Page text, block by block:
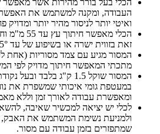
הכלי בעל בורר מהירות אשר
העבודה, ומקנה למשתמש את
ואיטי יותר לניסור מהיר יותר ומדויק
זאת בזווית ישרה או בשיפוע של עד 45°.
המסור מגיע עם צמד מסוריות (אחת
מתכתי המאפשר חיתוך מדויק לפי
המסור שוקל 1.5 ק"ג בלבד
במעטפת גומי איכותי שמשפרת את
ומאפשרת עבודה לאורך זמן וללא
לכלי יש יציאה למכשיר שאיבה,
ולמניעת נשימת המשתמש את האבק,
שמתפזרים בזמן עבודה עם מסור.